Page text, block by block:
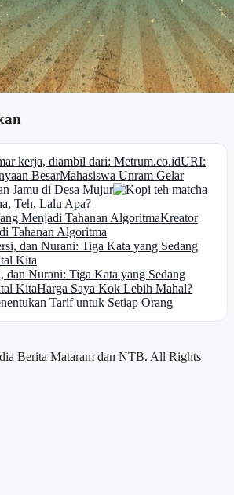
URI:
BesarMahasiswa Unram Gelar
Jamu di Desa Mujur
Teh, Lalu Apa?
Kreator
Tahanan Algoritma
dan Nurani: Tiga Kata yang Sedang
KitaHarga Saya Kok Lebih Mahal?
Tarif untuk Setiap Orang
Berita Mataram dan NTB. All Rights